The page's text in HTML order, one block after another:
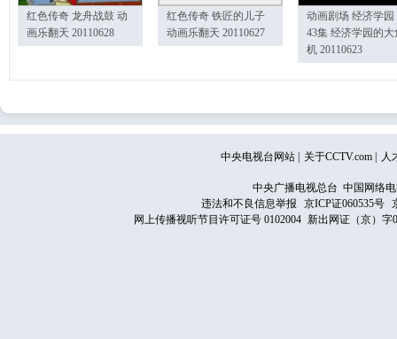
红色传奇 龙舟战鼓 动
画乐翻天 20110628
红色传奇 铁匠的儿子
动画乐翻天 20110627
动画剧场 经济学园
43集 经济学园的大
机 20110623
中央电视台网站 关于CCTV.com 人
中央广播电视总台 中国网络
违法和不良信息举报
京ICP证060535号
网上传播视听节目许可证号 0102004 新出网证（京）